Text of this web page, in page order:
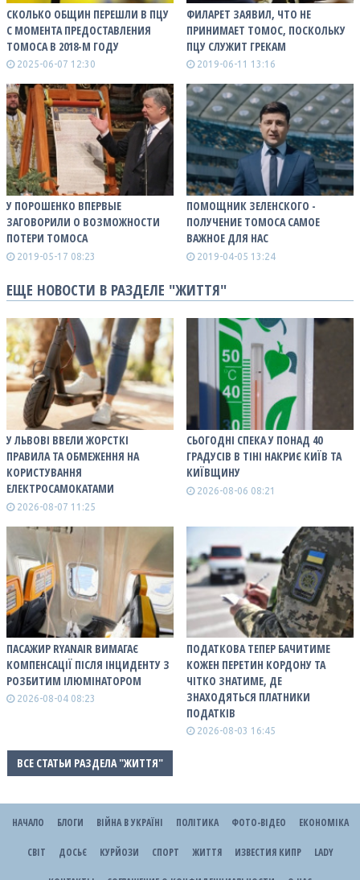
СКОЛЬКО ОБЩИН ПЕРЕШЛИ В ПЦУ
С МОМЕНТА ПРЕДОСТАВЛЕНИЯ
ТОМОСА В 2018-М ГОДУ
2025-06-07 12:30
ФИЛАРЕТ ЗАЯВИЛ, ЧТО НЕ
ПРИНИМАЕТ ТОМОС, ПОСКОЛЬКУ
ПЦУ СЛУЖИТ ГРЕКАМ
2019-06-11 13:16
У ПОРОШЕНКО ВПЕРВЫЕ
ЗАГОВОРИЛИ О ВОЗМОЖНОСТИ
ПОТЕРИ ТОМОСА
2019-05-17 08:23
ПОМОЩНИК ЗЕЛЕНСКОГО -
ПОЛУЧЕНИЕ ТОМОСА САМОЕ
ВАЖНОЕ ДЛЯ НАС
2019-04-05 13:24
ЕЩЕ НОВОСТИ В РАЗДЕЛЕ "ЖИТТЯ"
У ЛЬВОВІ ВВЕЛИ ЖОРСТКІ
ПРАВИЛА ТА ОБМЕЖЕННЯ НА
КОРИСТУВАННЯ
ЕЛЕКТРОСАМОКАТАМИ
2026-08-07 11:25
СЬОГОДНІ СПЕКА У ПОНАД 40
ГРАДУСІВ В ТІНІ НАКРИЄ КИЇВ ТА
КИЇВЩИНУ
2026-08-06 08:21
ПАСАЖИР RYANAIR ВИМАГАЄ
КОМПЕНСАЦІЇ ПІСЛЯ ІНЦИДЕНТУ З
РОЗБИТИМ ІЛЮМІНАТОРОМ
2026-08-04 08:23
ПОДАТКОВА ТЕПЕР БАЧИТИМЕ
КОЖЕН ПЕРЕТИН КОРДОНУ ТА
ЧІТКО ЗНАТИМЕ, ДЕ
ЗНАХОДЯТЬСЯ ПЛАТНИКИ
ПОДАТКІВ
2026-08-03 16:45
ВСЕ СТАТЬИ РАЗДЕЛА "ЖИТТЯ"
НАЧАЛО БЛОГИ ВІЙНА В УКРАЇНІ ПОЛІТИКА ФОТО-ВІДЕО ЕКОНОМІКА
СВІТ ДОСЬЄ КУРЙОЗИ СПОРТ ЖИТТЯ ИЗВЕСТИЯ КИПР LADY